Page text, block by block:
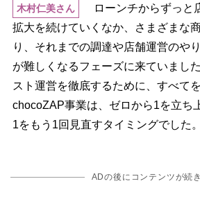
木村仁美さん
ローンチからずっと
拡大を続けていくなか、さまざまな
り、それまでの調達や店舗運営のや
が難しくなるフェーズに来ていまし
スト運営を徹底するために、すべて
chocoZAP事業は、ゼロから1を立ち
1をもう1回見直すタイミングでした。
ADの後にコンテンツが続